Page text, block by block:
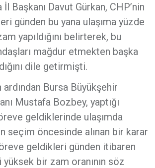
Başkanı Davut Gürkan, CHP’nin
günden bu yana ulaşıma yüzde
yapıldığını belirterek, bu
mağdur etmekten başka
dile getirmişti.
Bursa Büyükşehir
Mustafa Bozbey, yaptığı
geldiklerinde ulaşımda
seçim öncesinde alınan bir karar
geldikleri günden itibaren
bir zam oranının söz